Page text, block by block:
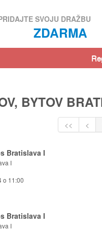
SVOJU DRAŽBU
ZDARMA
BYTOV
<< <
Bratislava I
I
o 11:00
Bratislava I
I